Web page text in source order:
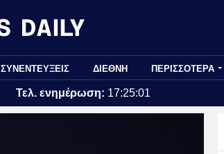
ΣΥΝΕΝΤΕΥΞΕΙΣ ΔΙΕΘΝΗ ΠΕΡΙΣΣΟΤΕΡΑ
Τελ. ενημέρωση: 17:25:01